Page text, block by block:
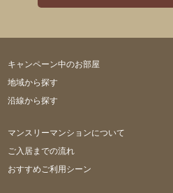
キャンペーン中のお部屋
地域から探す
沿線から探す
マンスリーマンションについて
ご入居までの流れ
おすすめご利用シーン